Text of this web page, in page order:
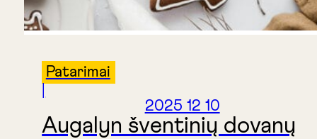
Patarimai
2025 12 10
Augalyn šventinių dovanų